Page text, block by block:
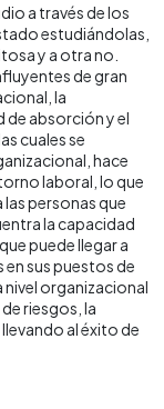
a través de los
estudiándolas,
y a otra no.
de gran
la
absorción y el
cuales se
hace
laboral, lo que
personas que
la capacidad
puede llegar a
sus puestos de
nivel organizacional
riesgos, la
al éxito de